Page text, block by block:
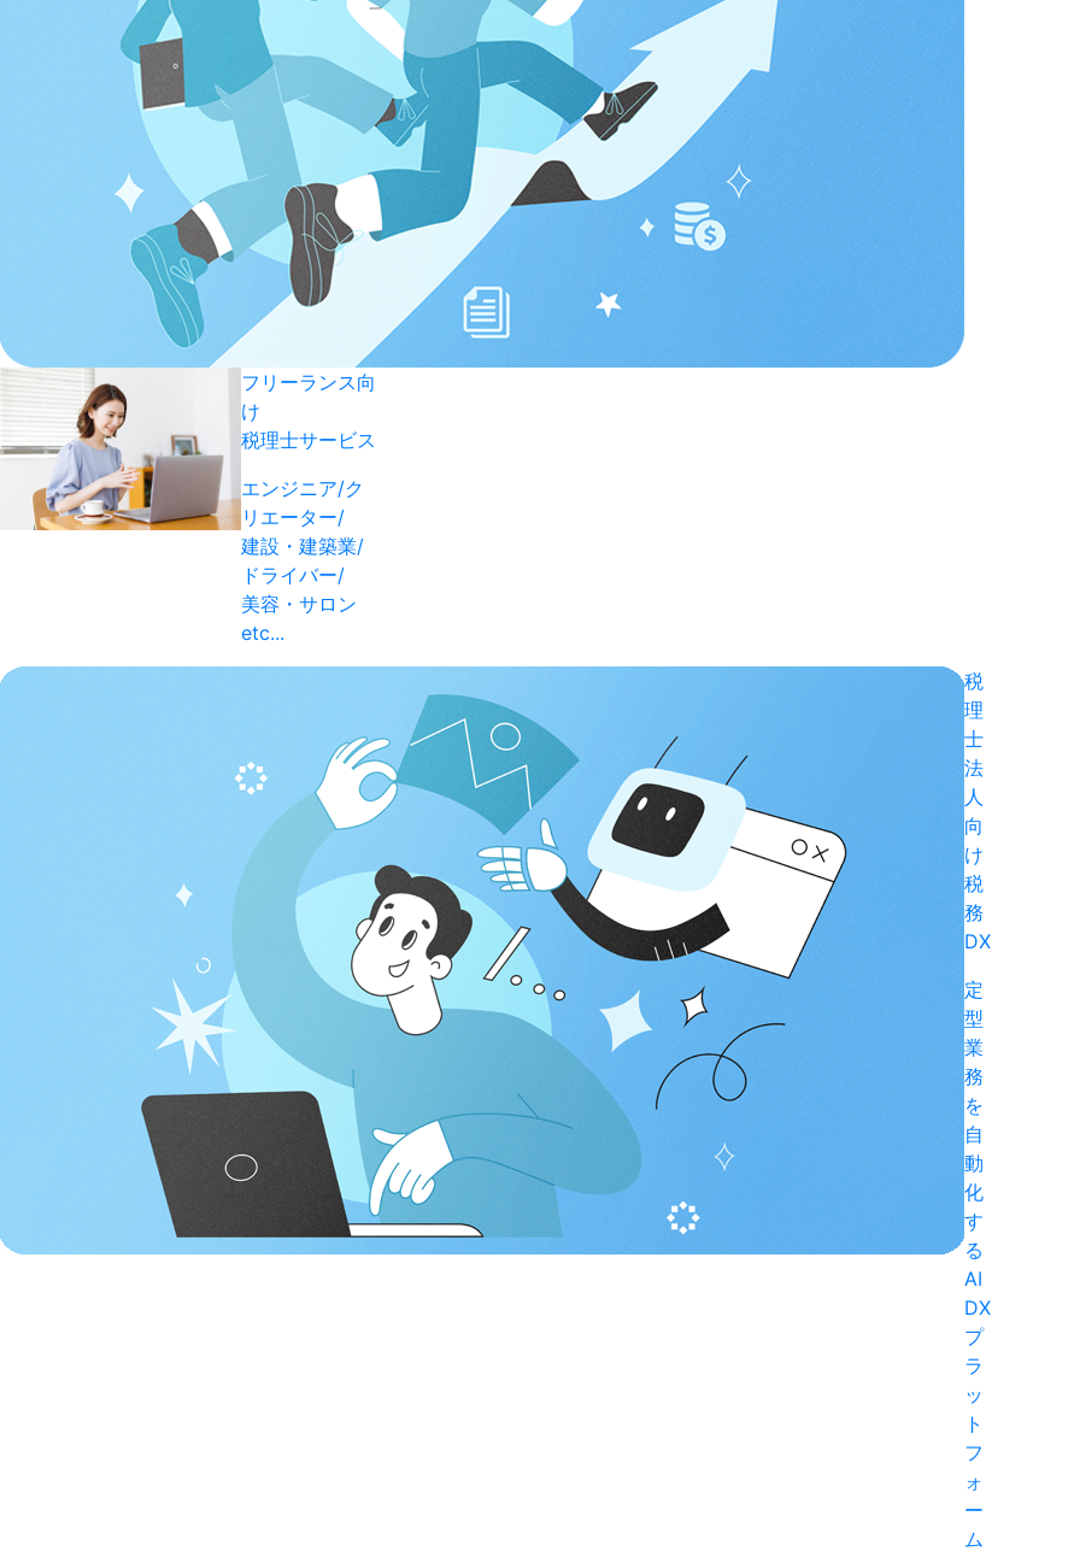
フリーランス向
け
税理士サービス
エンジニア/ク
リエーター/
建設・建築業/
ドライバー/
美容・サロン
etc...
税
理
士
法
人
向
け
税
務
DX
定
型
業
務
を
自
動
化
す
る
AI
DX
プ
ラ
ッ
ト
フ
ォ
ー
ム